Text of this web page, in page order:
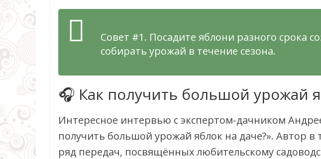
Совет #1. Посадите яблони разного срока
собирать урожай в течение сезона.
🎧 Как получить большой урожай
Интересное интервью с экспертом-дачником
получить большой урожай яблок на даче?». Автор в
ряд передач, посвящённых любительскому